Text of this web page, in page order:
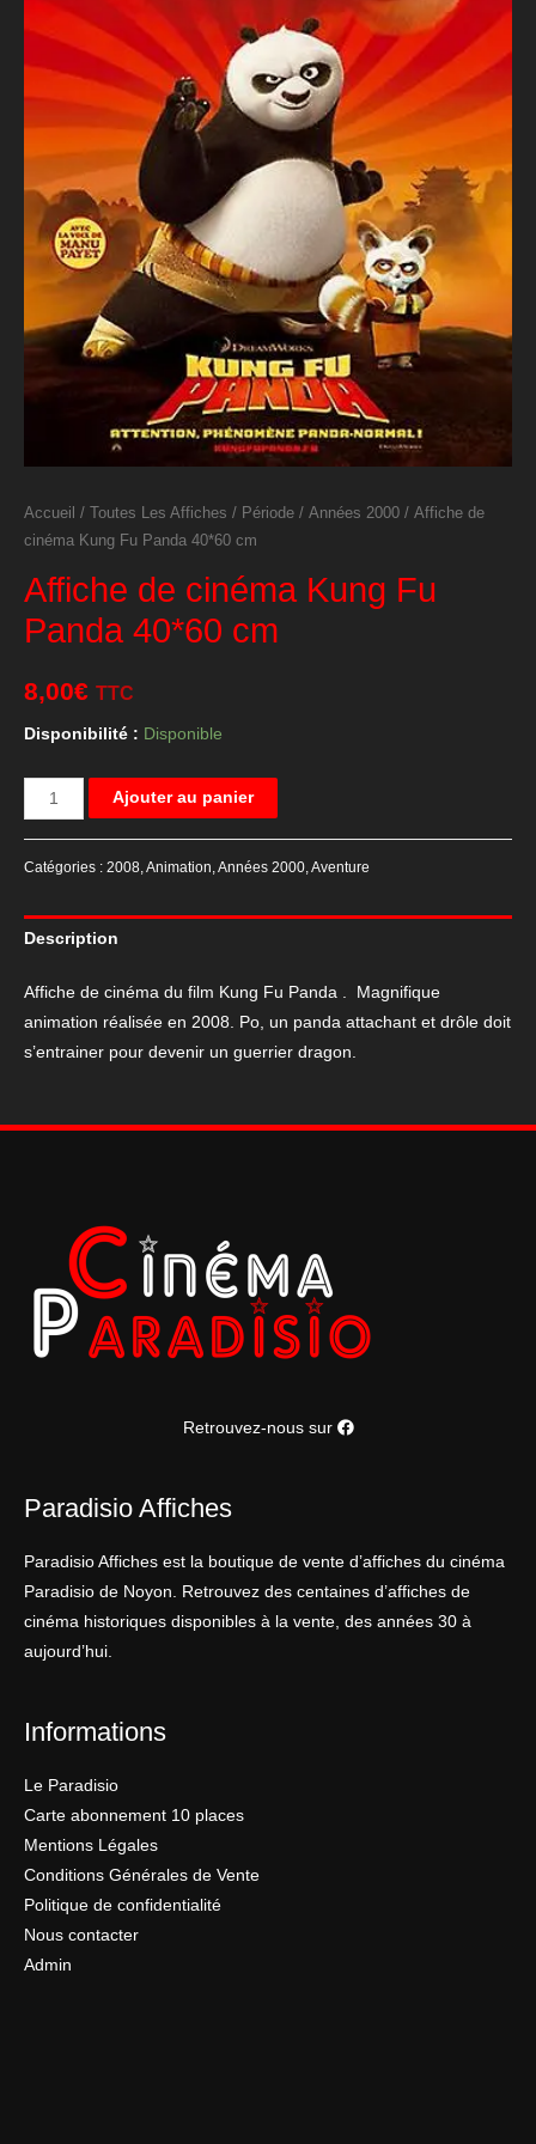
Accueil / Toutes Les Affiches / Période / Années 2000 / Affiche de
cinéma Kung Fu Panda 40*60 cm
Affiche de cinéma Kung Fu
Panda 40*60 cm
8,00€ TTC
Disponibilité : Disponible
quantité
de
Kung
Panda
40*60
cm
Ajouter au panier
Catégories : 2008,Animation,Années 2000,Aventure
Description
Affiche de cinéma du film Kung Fu Panda . Magnifique
animation réalisée en 2008. Po, un panda attachant et drôle doit
s’entrainer pour devenir un guerrier dragon.
Retrouvez-nous sur
Paradisio Affiches
Paradisio Affiches est la boutique de vente d’affiches du cinéma
Paradisio de Noyon. Retrouvez des centaines d’affiches de
cinéma historiques disponibles à la vente, des années 30 à
aujourd’hui.
Informations
Le Paradisio
Carte abonnement 10 places
Mentions Légales
Conditions Générales de Vente
Politique de confidentialité
Nous contacter
Admin